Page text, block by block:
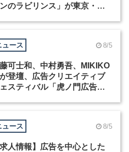
ンのラビリンス」が東京・豊
ュース 8/5
可士和、中村勇吾、MIKIKO
登壇、広告クリエイティブ
スティバル「虎ノ門広告
ュース 8/5
求人情報】広告を中心とした